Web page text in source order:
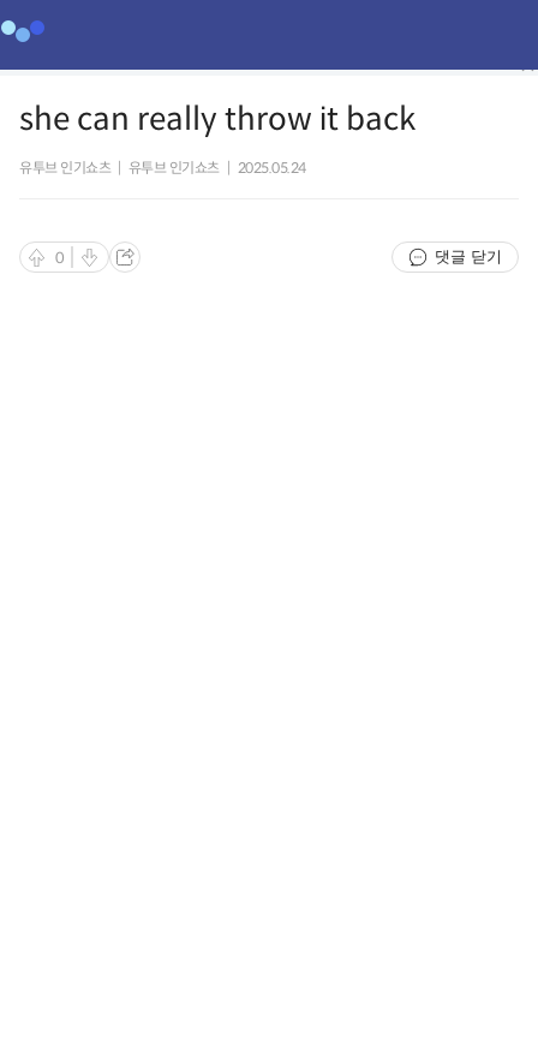
she can really throw it back
유투브 인기쇼츠 유투브 인기쇼츠 2025.05.24
0 댓글 닫기